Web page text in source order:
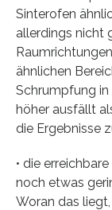
Sinterofen
allerdings nicht
ähnlichen
Schrumpfung
höher ausfällt
die Ergebnisse
• die
noch etwas
Woran das